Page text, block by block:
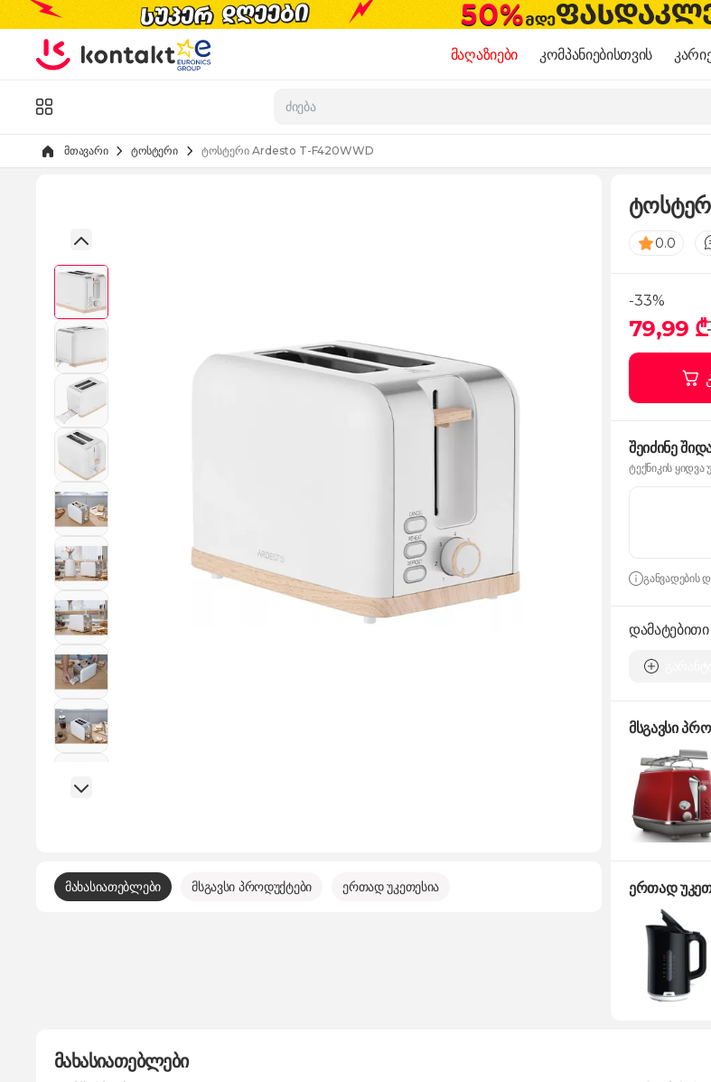
Skip to Content
მაღაზიები კომპანიებისთვის
მთავარი ტოსტერი ტოსტერი Ardesto T-F420WWD
მახასიათებლები მსგავსი პროდუქტები ერთად უკეთესია
0.0
-33%
79,99 ₾
შეიძინე
ტექნიკის ყიდვა
განვადების
დამატებითი
მსგავსი
ერთად
მახასიათებლები